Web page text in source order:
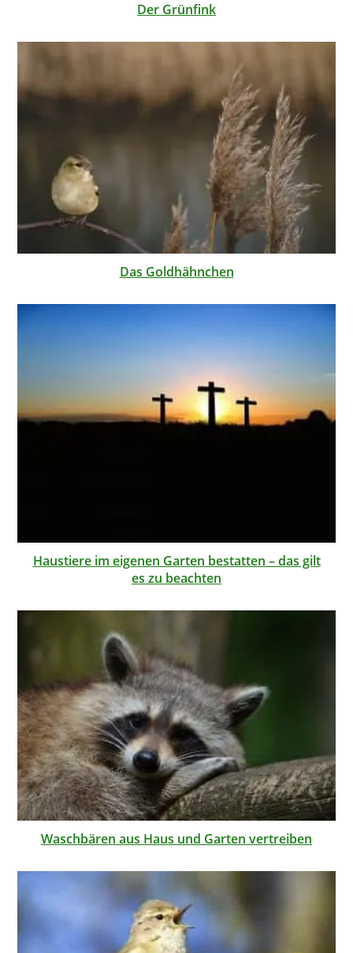
Der Grünfink
Das Goldhähnchen
Haustiere im eigenen Garten bestatten – das gilt
es zu beachten
Waschbären aus Haus und Garten vertreiben